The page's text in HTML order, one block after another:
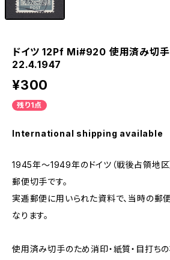
ドイツ 12Pf Mi#920 使用済み切
22.4.1947
¥300
残り1点
International shipping available
1945年～1949年のドイツ（戦後占領地
郵便切手です。
実逓郵便に用いられた資料で、当時の郵
なります。
使用済み切手のため消印・紙質・目打ち